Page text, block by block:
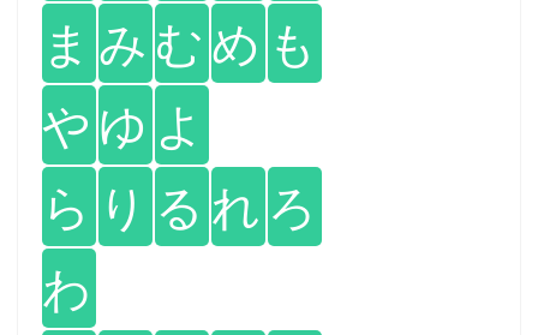
ま み むめ も
や ゆ よ
ら り る れ ろ
わ